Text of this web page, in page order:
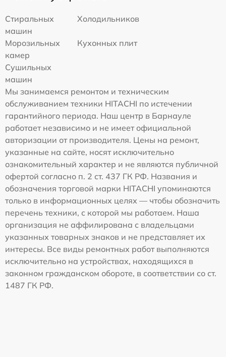
Стиральных
машин
Холодильников
Морозильных
камер
Кухонных плит
Сушильных
машин
Мы занимаемся ремонтом и техническим
обслуживанием техники HITACHI по истечении
гарантийного периода. Наш центр в Барнауле
работает независимо и не имеет официальной
авторизации от производителя. Цены на ремонт,
указанные на сайте, носят исключительно
ознакомительный характер и не являются публичной
офертой согласно п. 2 ст. 437 ГК РФ. Названия и
обозначения торговой марки HITACHI упоминаются
только в информационных целях — чтобы обозначить
перечень техники, с которой мы работаем. Наша
организация не аффилирована с владельцами
указанных товарных знаков и не представляет их
интересы. Все виды ремонтных работ выполняются
исключительно на устройствах, находящихся в
законном гражданском обороте, в соответствии со ст.
1487 ГК РФ.